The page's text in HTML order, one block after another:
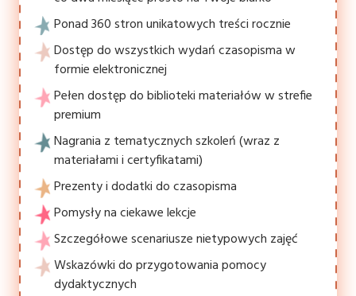
Ponad 360 stron unikatowych treści rocznie
Dostęp do wszystkich wydań czasopisma w
formie elektronicznej
Pełen dostęp do biblioteki materiałów w strefie
premium
Nagrania z tematycznych szkoleń (wraz z
materiałami i certyfikatami)
Prezenty i dodatki do czasopisma
Pomysły na ciekawe lekcje
Szczegółowe scenariusze nietypowych zajęć
Wskazówki do przygotowania pomocy
dydaktycznych